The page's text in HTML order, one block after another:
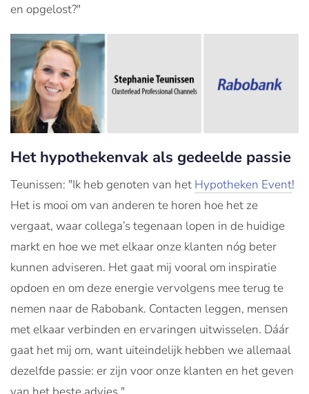
en opgelost?"
Het hypothekenvak als gedeelde passie
Teunissen: "Ik heb genoten van het Hypotheken Event!
Het is mooi om van anderen te horen hoe het ze
vergaat, waar collega’s tegenaan lopen in de huidige
markt en hoe we met elkaar onze klanten nóg beter
kunnen adviseren. Het gaat mij vooral om inspiratie
opdoen en om deze energie vervolgens mee terug te
nemen naar de Rabobank. Contacten leggen, mensen
met elkaar verbinden en ervaringen uitwisselen. Dáár
gaat het mij om, want uiteindelijk hebben we allemaal
dezelfde passie: er zijn voor onze klanten en het geven